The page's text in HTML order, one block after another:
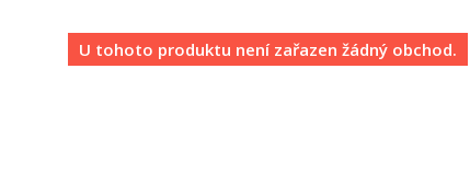
U tohoto produktu není zařazen žádný obchod.